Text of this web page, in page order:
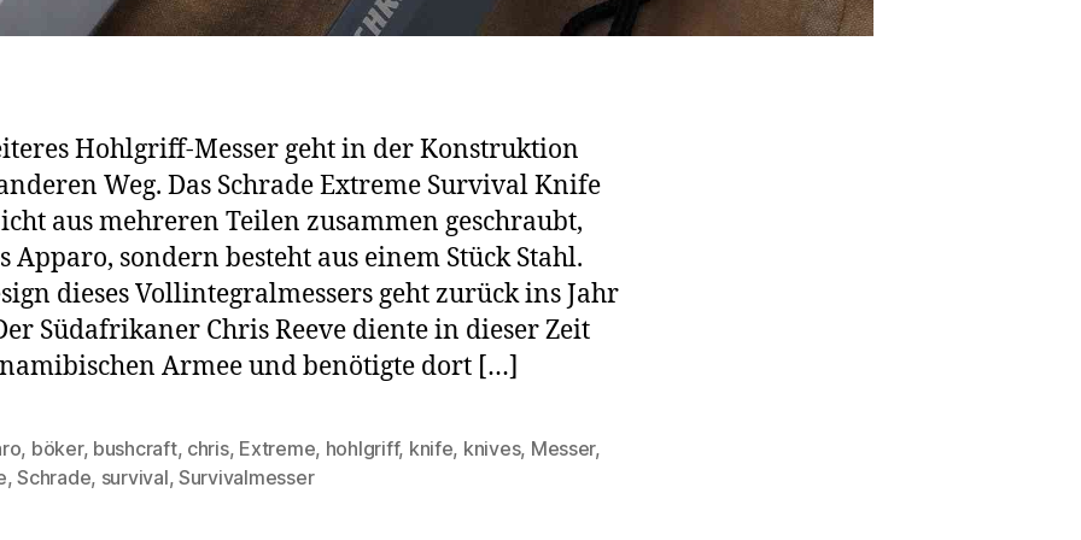
Hohlgriff-Messer geht in der Konstruktion
Weg. Das Schrade Extreme Survival Knife
aus mehreren Teilen zusammen geschraubt,
Apparo, sondern besteht aus einem Stück Stahl.
dieses Vollintegralmessers geht zurück ins Jahr
Südafrikaner Chris Reeve diente in dieser Zeit
Armee und benötigte dort […]
, böker, bushcraft, chris, Extreme, hohlgriff, knife, knives, Messer,
,Schrade, survival,Survivalmesser